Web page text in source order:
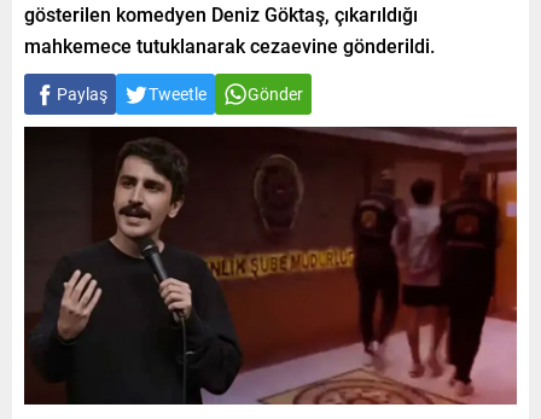
gösterilen komedyen Deniz Göktaş, çıkarıldığı
mahkemece tutuklanarak cezaevine gönderildi.
Paylaş Tweetle Gönder